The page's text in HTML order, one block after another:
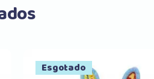
Esgotado